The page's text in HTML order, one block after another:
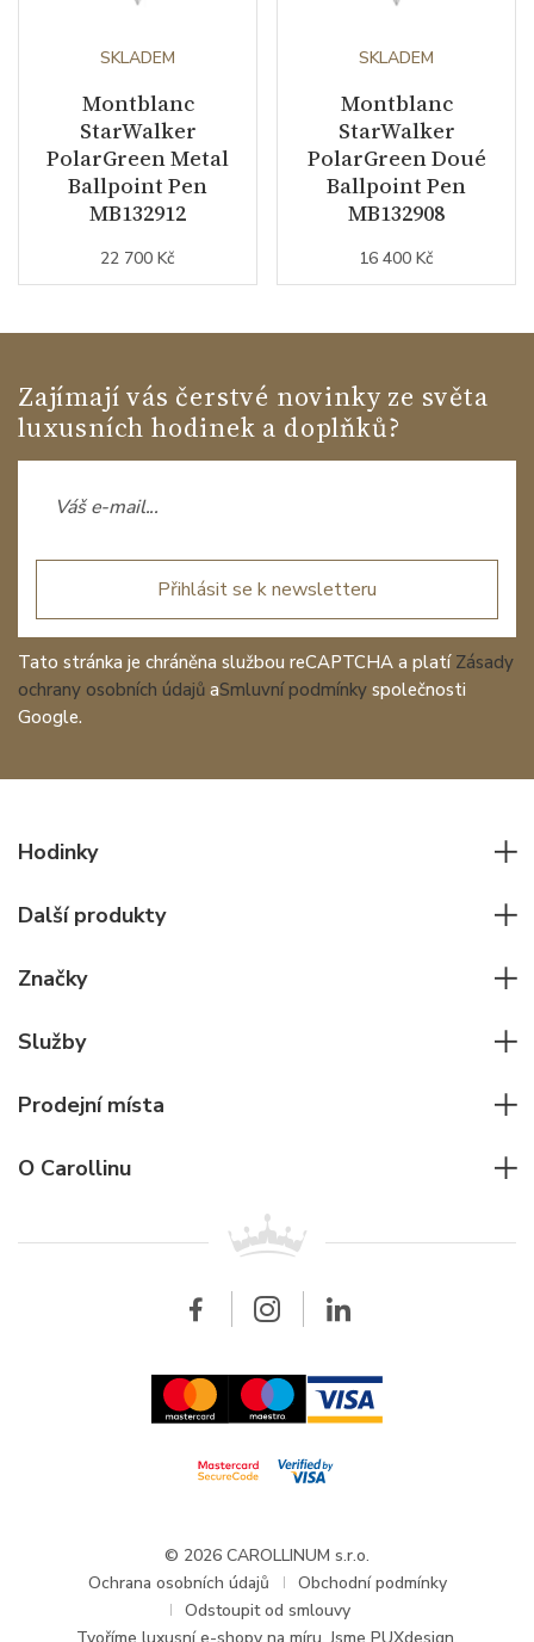
SKLADEM
Montblanc
StarWalker
PolarGreen Metal
Ballpoint Pen
MB132912
22 700 Kč
SKLADEM
Montblanc
StarWalker
PolarGreen Doué
Ballpoint Pen
MB132908
16 400 Kč
Zajímají vás čerstvé novinky ze světa
luxusních hodinek a doplňků?
Přihlásit se k newsletteru
Tato stránka je chráněna službou reCAPTCHA a platí Zásady
ochrany osobních údajů aSmluvní podmínky společnosti
Google.
Hodinky
Dámské hodinky
Pilotní hodinky
Potápěčské hodinky
Další produkty
Ostatní doplňky
Značky
Cartier
Breitling
Služby
Pro firmy
Velkoobchod
Prodejní místa
O Carollinu
Velkoobchod
O společnosti Carollinum
Aktuality a oznámení
© 2026 CAROLLINUM s.r.o.
Ochrana osobních údajů
Obchodní podmínky
Odstoupit od smlouvy